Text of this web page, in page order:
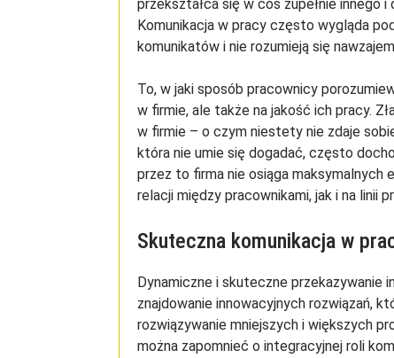
przekształca się w coś zupełnie
Komunikacja w pracy często wygląda
komunikatów i nie rozumieją się
To, w jaki sposób pracownicy
w firmie, ale także na jakość ich pracy.
w firmie – o czym niestety nie zdaje
która nie umie się dogadać, często
przez to firma nie osiąga
relacji między pracownikami, jak i na linii
Skuteczna komunikacja w
Dynamiczne i skuteczne przekazywanie
znajdowanie innowacyjnych rozwiązań,
rozwiązywanie mniejszych i większych
można zapomnieć o integracyjnej roli